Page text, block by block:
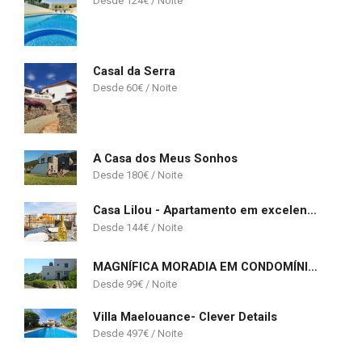
Casal da Serra
60€
A Casa dos Meus Sonhos
180€
Casa Lilou - Apartamento em excelente condomínio com piscina e ginásio
144€
MAGNÍFICA MORADIA EM CONDOMÍNIO FECHADO
99€
Villa Maelouance- Clever Details
497€